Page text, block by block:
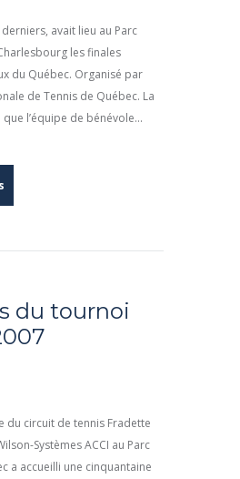
avait lieu au Parc
les finales
du Québec. Organisé par
de Tennis de Québec. La
l’équipe de bénévole...
du tournoi
du circuit de tennis Fradette
Systèmes ACCI au Parc
a accueilli une cinquantaine